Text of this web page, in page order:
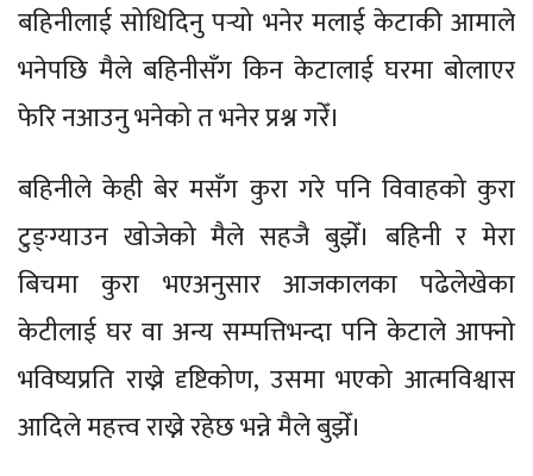
बहिनीलाई सोधिदिनु पर्‍यो भनेर मलाई केटाकी आमाले
भनेपछि मैले बहिनीसँग किन केटालाई घरमा बोलाएर
फेरि नआउनु भनेको त भनेर प्रश्न गरेँ।
बहिनीले केही बेर मसँग कुरा गरे पनि विवाहको कुरा
टुङ्ग्याउन खोजेको मैले सहजै बुझेँ। बहिनी र मेरा
बिचमा कुरा भएअनुसार आजकालका पढेलेखेका
केटीलाई घर वा अन्य सम्पत्तिभन्दा पनि केटाले आफ्नो
भविष्यप्रति राख्ने दृष्टिकोण, उसमा भएको आत्मविश्वास
आदिले महत्त्व राख्ने रहेछ भन्ने मैले बुझेँ।